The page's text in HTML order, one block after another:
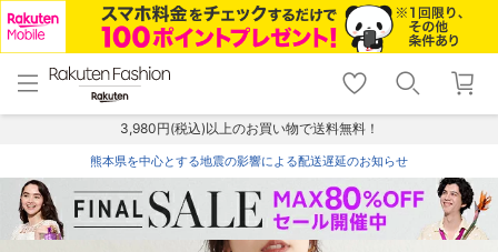
menu home
トップ
shopping_cart lock_outline
ログイン
3,980円(税込)以上のお買い物で送料無料！
熊本県を中心とする地震の影響による配送遅延のお知らせ